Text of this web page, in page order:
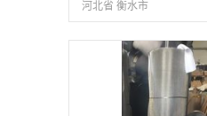
河北省 衡水市